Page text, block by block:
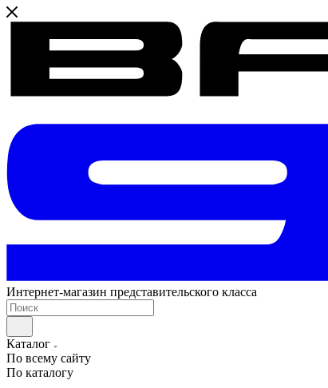
Интернет-магазин представительского класса
Каталог
По всему сайту
По каталогу